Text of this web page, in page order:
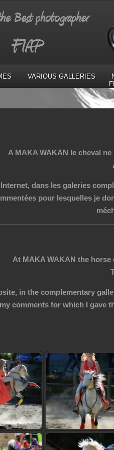
VARIOUS GALLERIES
A MAKA WAKAN le cheval
dans les galeries
pour lesquelles je
At MAKA WAKAN the horse
in the complementary
comments for which I gave